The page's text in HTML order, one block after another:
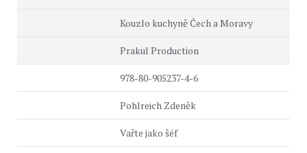
Kouzlo kuchyně Čech a Moravy
Prakul Production
978-80-905237-4-6
Pohlreich Zdeněk
Vařte jako šéf